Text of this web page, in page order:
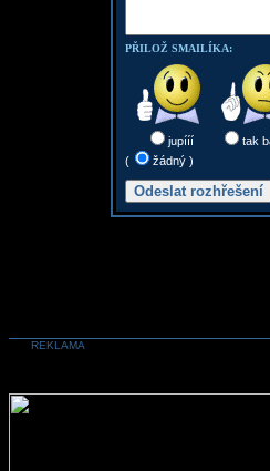
PŘILOŽ SMAILÍKA:
jupííí tak
(
žádný )
REKLAMA